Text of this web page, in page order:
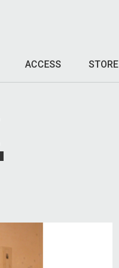
ACCESS STORE